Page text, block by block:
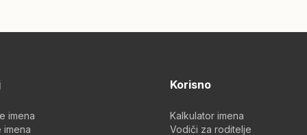
imena
imena
Korisno
Kalkulator imena
Vodiči za roditelje